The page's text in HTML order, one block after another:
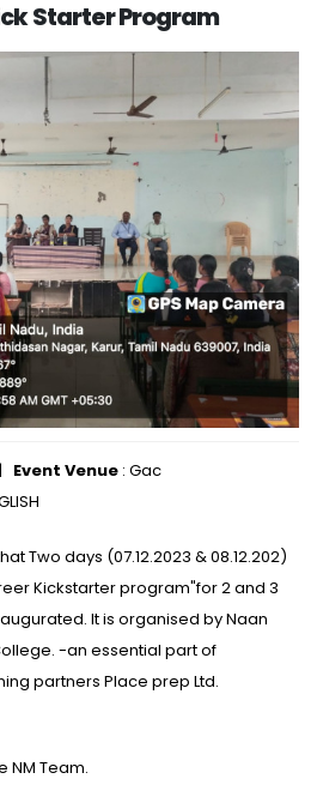
Starter Program
Event Venue : Gac
Two days (07.12.2023 & 08.12.202)
Kickstarter program"for 2 and 3
It is organised by Naan
-an essential part of
partners Place prep Ltd.
NM Team.